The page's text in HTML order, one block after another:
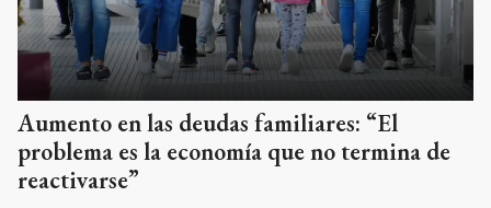
Aumento en las deudas familiares: “El
problema es la economía que no termina de
reactivarse”